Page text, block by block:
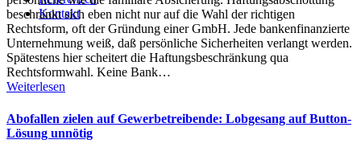
Kontakt
beschränkt sich eben nicht nur auf die Wahl der richtigen
Rechtsform, oft der Gründung einer GmbH. Jede bankenfinanzierte
Unternehmung weiß, daß persönliche Sicherheiten verlangt werden.
Spätestens hier scheitert die Haftungsbeschränkung qua
Rechtsformwahl. Keine Bank…
Weiterlesen
Abofallen zielen auf Gewerbetreibende: Lobgesang auf Button-
Lösung unnötig